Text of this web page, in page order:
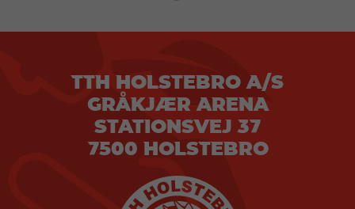
TTH HOLSTEBRO A/S
GRÅKJÆR ARENA
STATIONSVEJ 37
7500 HOLSTEBRO